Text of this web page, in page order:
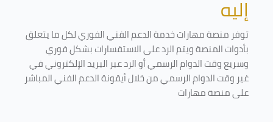
إليه
توفر منصة مهارات خدمة الدعم الفني الفوري لكل ما يتعلق
بأدوات المنصة ويتم الرد على الاستفسارات بشكل فوري
وسريع وقت الدوام الرسمي أو الرد عبر البريد الإلكتروني في
غير وقت الدوام الرسمي من خلال أيقونة الدعم الفني المباشر
على منصة مهارات